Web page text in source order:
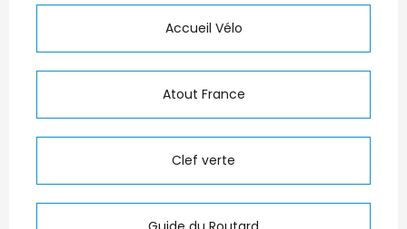
Accueil Vélo
Atout France
Clef verte